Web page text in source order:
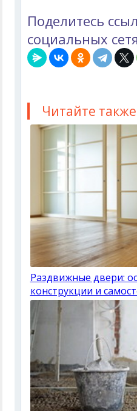
Поделитесь
социальных
Читайте также
Раздвижные двери:
конструкции и